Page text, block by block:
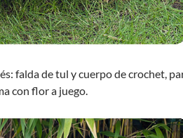
falda de tul y cuerpo de crochet,
con flor a juego.